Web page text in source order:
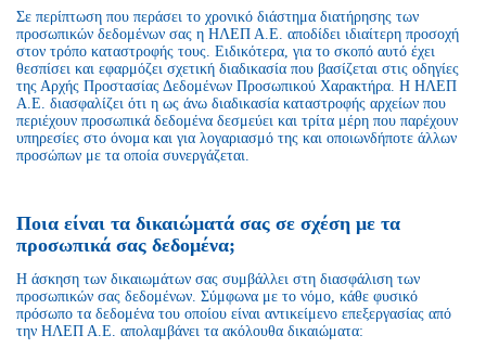
Σε περίπτωση που περάσει το χρονικό διάστημα διατήρησης των
προσωπικών δεδομένων σας η ΗΛΕΠ Α.Ε. αποδίδει ιδιαίτερη προσοχή
στον τρόπο καταστροφής τους. Ειδικότερα, για το σκοπό αυτό έχει
θεσπίσει και εφαρμόζει σχετική διαδικασία που βασίζεται στις οδηγίες
της Αρχής Προστασίας Δεδομένων Προσωπικού Χαρακτήρα. Η ΗΛΕΠ
Α.Ε. διασφαλίζει ότι η ως άνω διαδικασία καταστροφής αρχείων που
περιέχουν προσωπικά δεδομένα δεσμεύει και τρίτα μέρη που παρέχουν
υπηρεσίες στο όνομα και για λογαριασμό της και οποιωνδήποτε άλλων
προσώπων με τα οποία συνεργάζεται.
Ποια είναι τα δικαιώματά σας σε σχέση με τα
προσωπικά σας δεδομένα;
Η άσκηση των δικαιωμάτων σας συμβάλλει στη διασφάλιση των
προσωπικών σας δεδομένων. Σύμφωνα με το νόμο, κάθε φυσικό
πρόσωπο τα δεδομένα του οποίου είναι αντικείμενο επεξεργασίας από
την ΗΛΕΠ Α.Ε. απολαμβάνει τα ακόλουθα δικαιώματα: